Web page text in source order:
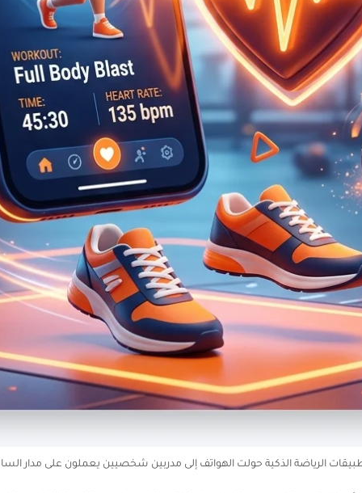
الرياضة الذكية حولت الهواتف إلى مدربين شخصيين يعملون على مدار